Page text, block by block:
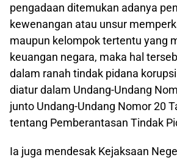
pengadaan ditemukan adanya
kewenangan atau unsur
maupun kelompok tertentu yang
keuangan negara, maka hal
dalam ranah tindak pidana
diatur dalam Undang-Undang
junto Undang-Undang Nomor 20
tentang Pemberantasan Tindak
Ia juga mendesak Kejaksaan